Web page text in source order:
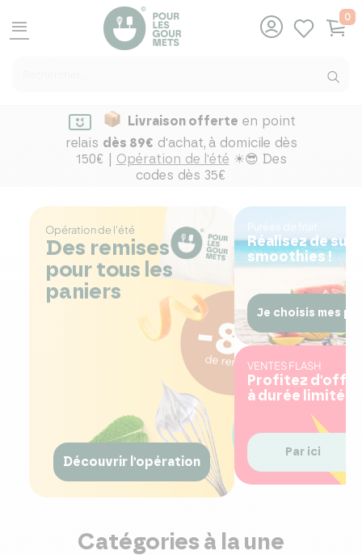
menu
0
Livraison offerte en point
relais dès 89€ d'achat, à domicile dès
150€ | Opération de l'été ☀😎 Des
codes dès 35€
Opération de l'été
Des remises
pour tous les
paniers
Découvrir l'opération
Purées de fruit
Réalisez de
smoothies !
Je choisis mes
VENTES FLASH
Profitez
à durée limitée !
Par ici
Catégories à la une